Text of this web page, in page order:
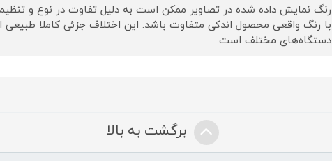
رنگ نمایش داده‌ شده در تصاویر ممکن است به دلیل تفاوت در نوع و
با رنگ واقعی محصول اندکی متفاوت باشد. این اختلاف جزئی کاملا
دستگاه‌های مختلف است.
برگشت به بالا